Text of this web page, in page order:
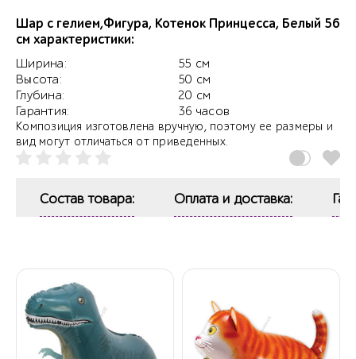
Шар с гелием,Фигура, Котенок Принцесса, Белый 56
см характеристики:
Ширина:
Высота:
Глубина:
Гарантия:
55 см
50 см
20 см
36 часов
Композиция изготовлена вручную, поэтому ее размеры и
вид могут отличаться от приведенных.
Состав товара: Оплата и доставка: